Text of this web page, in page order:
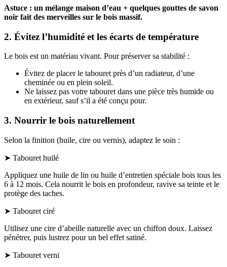
Astuce : un mélange maison d’eau + quelques gouttes de savon
noir fait des merveilles sur le bois massif.
2. Évitez l’humidité et les écarts de température
Le bois est un matériau vivant. Pour préserver sa stabilité :
Évitez de placer le tabouret près d’un radiateur, d’une
cheminée ou en plein soleil.
Ne laissez pas votre tabouret dans une pièce très humide ou
en extérieur, sauf s’il a été conçu pour.
3. Nourrir le bois naturellement
Selon la finition (huile, cire ou vernis), adaptez le soin :
➤ Tabouret huilé
Appliquez une huile de lin ou huile d’entretien spéciale bois tous les
6 à 12 mois. Cela nourrit le bois en profondeur, ravive sa teinte et le
protège des taches.
➤ Tabouret ciré
Utilisez une cire d’abeille naturelle avec un chiffon doux. Laissez
pénétrer, puis lustrez pour un bel effet satiné.
➤ Tabouret verni